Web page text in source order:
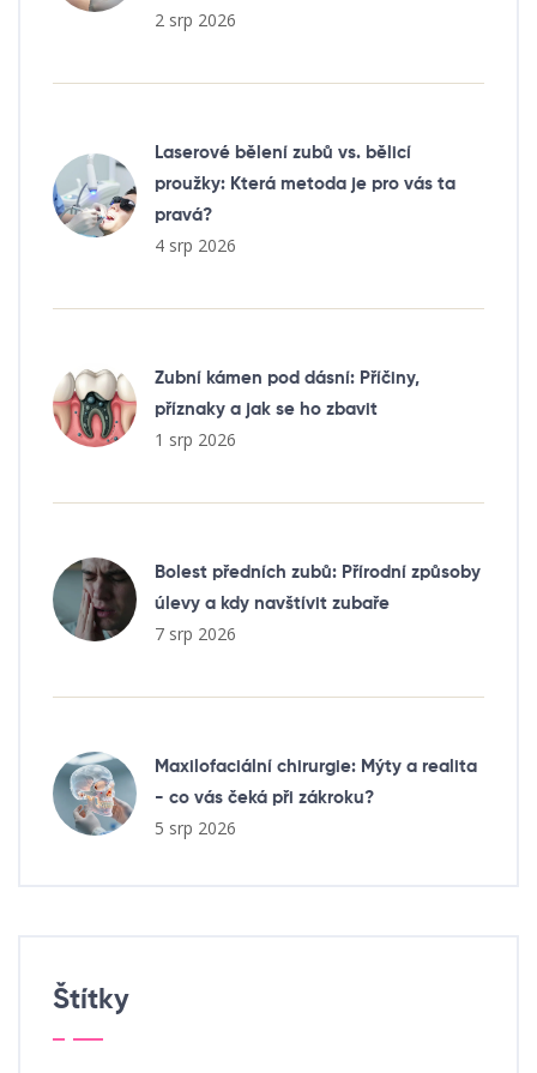
2 srp 2026
Laserové bělení zubů vs. bělicí
proužky: Která metoda je pro vás ta
pravá?
4 srp 2026
Zubní kámen pod dásní: Příčiny,
příznaky a jak se ho zbavit
1 srp 2026
Bolest předních zubů: Přírodní způsoby
úlevy a kdy navštívit zubaře
7 srp 2026
Maxilofaciální chirurgie: Mýty a realita
- co vás čeká při zákroku?
5 srp 2026
Štítky